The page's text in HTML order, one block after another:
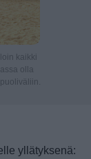
kaikki
olla
yllätyksenä: